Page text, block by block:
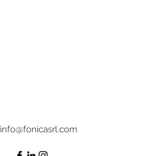
info@fonicasrl.com